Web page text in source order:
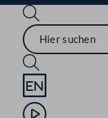
Sprache English
Mediathek